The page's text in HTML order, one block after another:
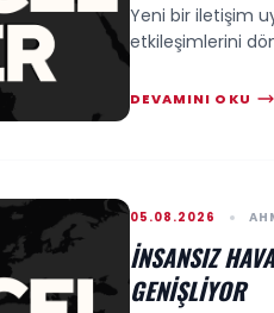
Yeni bir iletişim
etkileşimlerini
DEVAMINI OKU
05.08.2026
İNSANSIZ
GENIŞLIYOR